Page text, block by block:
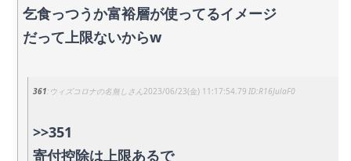
乞食っつうか富裕層が使ってるイメージ
だって上限ないからw
361 ウィズコロナの名無しさん 2023/06/23(金) 11:17:54.79 R16JulaF0
>>351
寄付控除は上限あるで